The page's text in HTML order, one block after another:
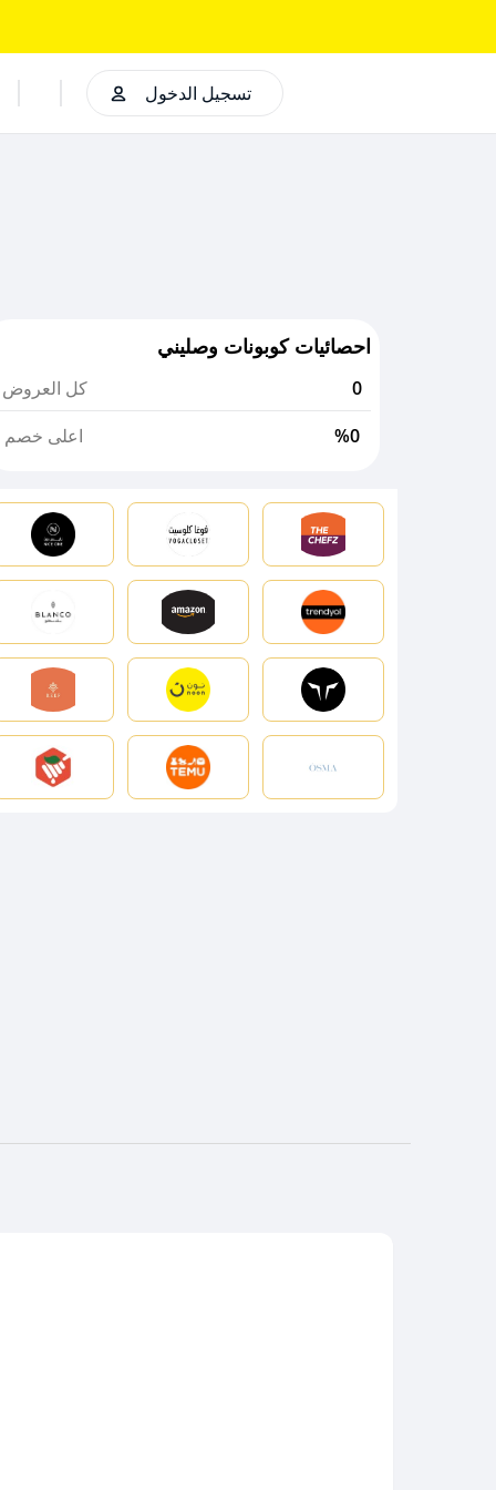
تسجيل الدخول
احصائيات كوبونات وصليني
كل العروض
0
اعلى خصم
%0